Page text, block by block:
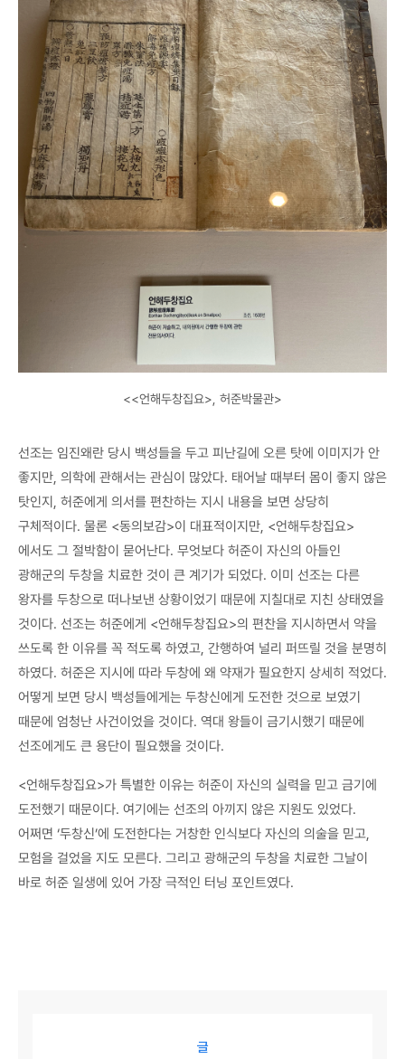
<<언해두창집요>, 허준박물관>
선조는 임진왜란 당시 백성들을 두고 피난길에 오른 탓에 이미지가 안
좋지만, 의학에 관해서는 관심이 많았다. 태어날 때부터 몸이 좋지 않은
탓인지, 허준에게 의서를 편찬하는 지시 내용을 보면 상당히
구체적이다. 물론 <동의보감>이 대표적이지만, <언해두창집요>
에서도 그 절박함이 묻어난다. 무엇보다 허준이 자신의 아들인
광해군의 두창을 치료한 것이 큰 계기가 되었다. 이미 선조는 다른
왕자를 두창으로 떠나보낸 상황이었기 때문에 지칠대로 지친 상태였을
것이다. 선조는 허준에게 <언해두창집요>의 편찬을 지시하면서 약을
쓰도록 한 이유를 꼭 적도록 하였고, 간행하여 널리 퍼뜨릴 것을 분명히
하였다. 허준은 지시에 따라 두창에 왜 약재가 필요한지 상세히 적었다.
어떻게 보면 당시 백성들에게는 두창신에게 도전한 것으로 보였기
때문에 엄청난 사건이었을 것이다. 역대 왕들이 금기시했기 때문에
선조에게도 큰 용단이 필요했을 것이다.
<언해두창집요>가 특별한 이유는 허준이 자신의 실력을 믿고 금기에
도전했기 때문이다. 여기에는 선조의 아끼지 않은 지원도 있었다.
어쩌면 ‘두창신’에 도전한다는 거창한 인식보다 자신의 의술을 믿고,
모험을 걸었을 지도 모른다. 그리고 광해군의 두창을 치료한 그날이
바로 허준 일생에 있어 가장 극적인 터닝 포인트였다.
글